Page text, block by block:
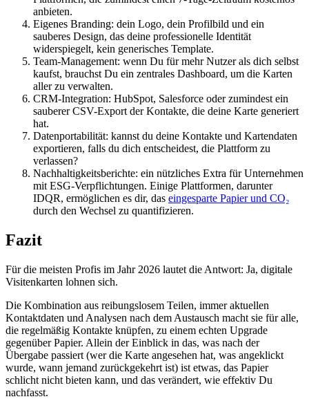
anbieten.
Eigenes Branding: dein Logo, dein Profilbild und ein
sauberes Design, das deine professionelle Identität
widerspiegelt, kein generisches Template.
Team-Management: wenn Du für mehr Nutzer als dich selbst
kaufst, brauchst Du ein zentrales Dashboard, um die Karten
aller zu verwalten.
CRM-Integration: HubSpot, Salesforce oder zumindest ein
sauberer CSV-Export der Kontakte, die deine Karte generiert
hat.
Datenportabilität: kannst du deine Kontakte und Kartendaten
exportieren, falls du dich entscheidest, die Plattform zu
verlassen?
Nachhaltigkeitsberichte: ein nützliches Extra für Unternehmen
mit ESG-Verpflichtungen. Einige Plattformen, darunter
IDQR, ermöglichen es dir, das eingesparte Papier und CO₂
durch den Wechsel zu quantifizieren.
Fazit
Für die meisten Profis im Jahr 2026 lautet die Antwort: Ja, digitale
Visitenkarten lohnen sich.
Die Kombination aus reibungslosem Teilen, immer aktuellen
Kontaktdaten und Analysen nach dem Austausch macht sie für alle,
die regelmäßig Kontakte knüpfen, zu einem echten Upgrade
gegenüber Papier. Allein der Einblick in das, was nach der
Übergabe passiert (wer die Karte angesehen hat, was angeklickt
wurde, wann jemand zurückgekehrt ist) ist etwas, das Papier
schlicht nicht bieten kann, und das verändert, wie effektiv Du
nachfasst.